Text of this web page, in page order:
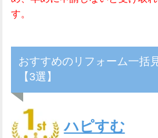
す。
おすすめのリフォーム一括
【3選】
ハピすむ